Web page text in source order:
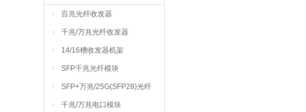
百兆光纤收发器
千兆/万兆光纤收发器
14/16槽收发器机架
SFP千兆光纤模块
SFP+万兆/25G(SFP28)光纤
模块
千兆/万兆电口模块